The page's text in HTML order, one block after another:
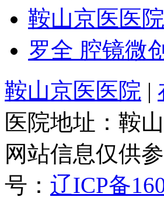
鞍山京医医
罗全 腔镜微
鞍山京医医院 |
医院地址：鞍
网站信息仅供
号： 辽ICP备